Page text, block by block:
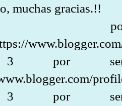
muchas gracias.!!
por ser
por ser